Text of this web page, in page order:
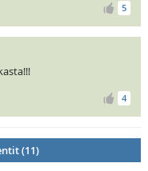
5
4
(11)